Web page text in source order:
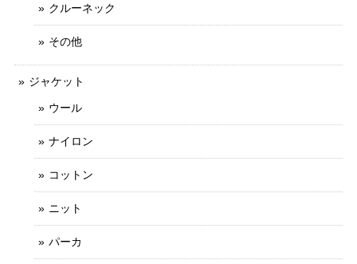
クルーネック
その他
ジャケット
ウール
ナイロン
コットン
ニット
パーカ